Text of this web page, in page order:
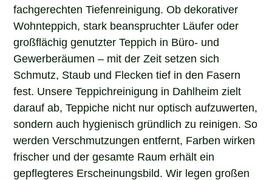
fachgerechten Tiefenreinigung. Ob dekorativer
Wohnteppich, stark beanspruchter Läufer oder
großflächig genutzter Teppich in Büro- und
Gewerberäumen – mit der Zeit setzen sich
Schmutz, Staub und Flecken tief in den Fasern
fest. Unsere Teppichreinigung in Dahlheim zielt
darauf ab, Teppiche nicht nur optisch aufzuwerten,
sondern auch hygienisch gründlich zu reinigen. So
werden Verschmutzungen entfernt, Farben wirken
frischer und der gesamte Raum erhält ein
gepflegteres Erscheinungsbild. Wir legen großen